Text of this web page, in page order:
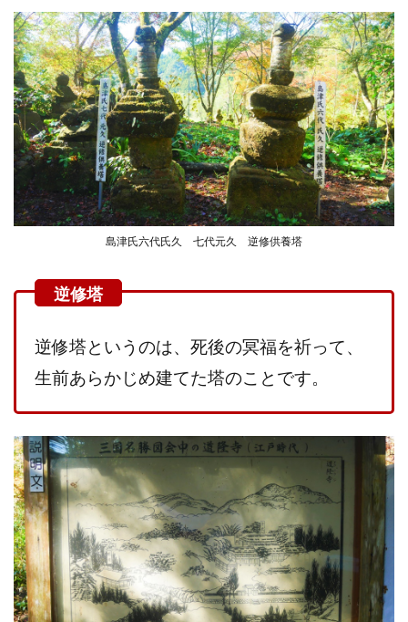
島津氏六代氏久 七代元久 逆修供養塔
逆修塔というのは、死後の冥福を祈って、
生前あらかじめ建てた塔のことです。